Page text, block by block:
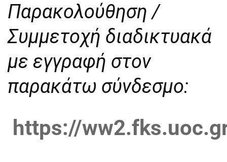
Παρακολούθηση /
Συμμετοχή διαδικτυακά
με εγγραφή στον
παρακάτω σύνδεσμο:
https://